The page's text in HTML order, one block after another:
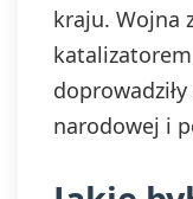
kraju. Wojna
narodowej i